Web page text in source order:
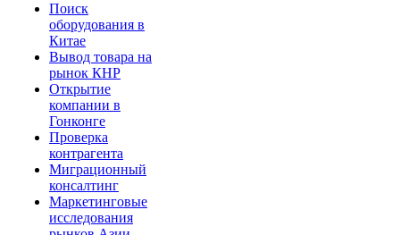
Поиск
оборудования в
Китае
Вывод товара на
рынок КНР
Открытие
компании в
Гонконге
Проверка
контрагента
Миграционный
консалтинг
Маркетинговые
исследования